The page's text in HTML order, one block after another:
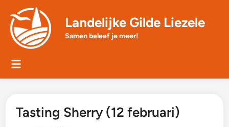
content
Landelijke Gilde Liezele
Samen beleef je meer!
Main
Tasting Sherry (12 februari)